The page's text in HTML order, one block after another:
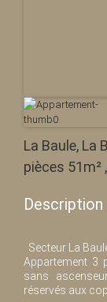
La Baule, La
pièces 51m²
Description
Secteur La
Appartement 3
sans
réservés aux